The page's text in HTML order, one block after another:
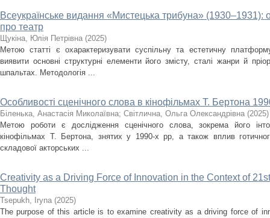
Всеукраїнське видання «Мистецька трибуна» (1930–1931):
про театр
Щукіна, Юлія Петрівна (2025)
Метою статті є охарактеризувати суспільну та естетичну
виявити основні структурні елементи його змісту, сталі жанри й
шпальтах. Методологія ...
Особливості сценічного слова в кінофільмах Т. Бертона
Біленька, Анастасія Миколаївна; Світлична, Ольга Олександрівна (2025)
Метою роботи є дослідження сценічного слова, зокрема його
кінофільмах Т. Бертона, знятих у 1990-х рр, а також вплив
складової акторських ...
Creativity as a Driving Force of Innovation in the Context of
Thought
Tsepukh, Iryna (2025)
The purpose of this article is to examine creativity as a driving force of